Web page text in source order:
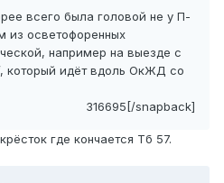
всего была головой не у П-
из осветофоренных
например на выезде с
который идёт вдоль ОкЖД со
316695[/snapback]
где кончается Тб 57.